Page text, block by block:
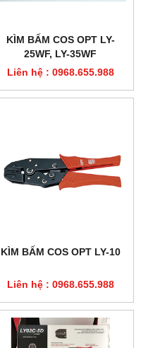
KÌM BẤM COS OPT LY-
25WF, LY-35WF
Liên hệ : 0968.655.988
KÌM BẤM COS OPT LY-10
Liên hệ : 0968.655.988